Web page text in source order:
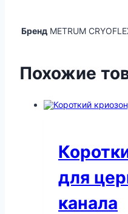
Бренд METRUM
Похожие
для
канала